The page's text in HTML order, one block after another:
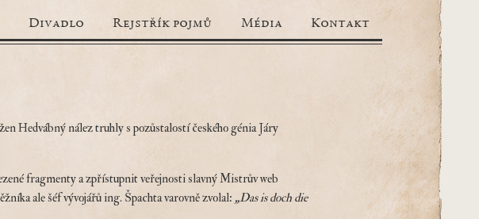
Divadlo Rejstřík pojmů Média Kontakt
Hedvábný nález truhly s pozůstalostí českého génia Járy
fragmenty a zpřístupnit veřejnosti slavný Mistrův web
ale šéf vývojářů ing. Špachta varovně zvolal: „Das is doch die